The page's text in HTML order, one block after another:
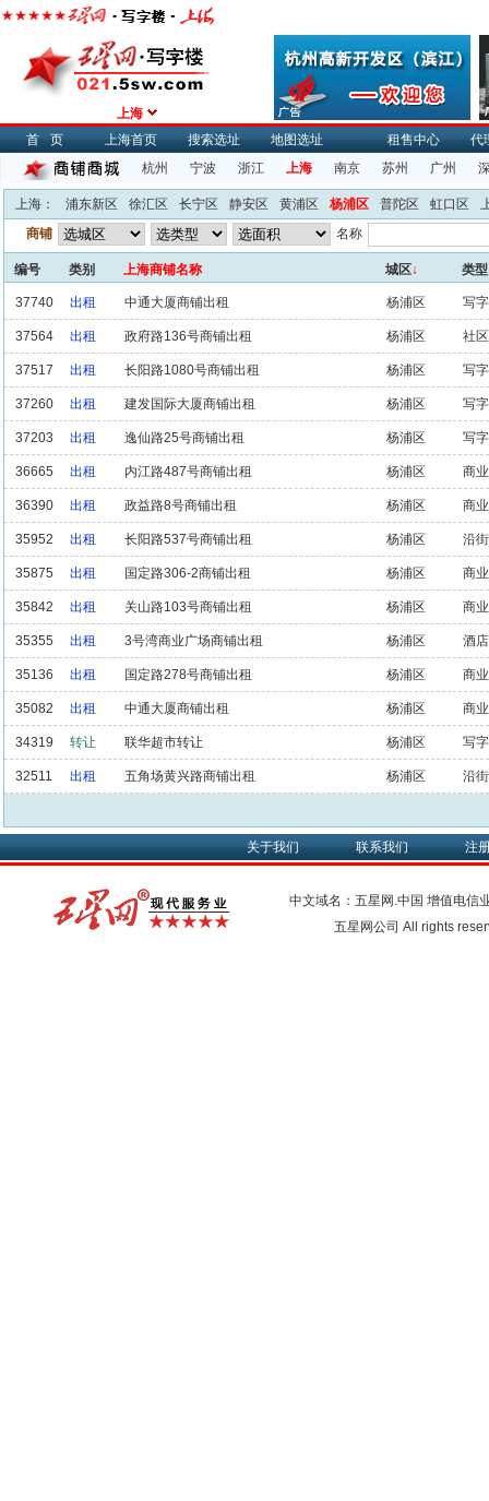
上海
首页
上海首页 搜索选址 地图选址 租售中心
代
杭州
宁波 浙江 上海 南京 苏州 广州
上海： 浦东新区 徐汇区 长宁区 静安区 黄浦区 杨浦区 普陀区 虹口区
商铺
名称
编号 类别 上海商铺名称 城区↓ 类型
37740 出租 中通大厦商铺出租 杨浦区 写
37564 出租 政府路136号商铺出租 杨浦区 社
37517 出租 长阳路1080号商铺出租 杨浦区 写
37260 出租 建发国际大厦商铺出租 杨浦区 写
37203 出租 逸仙路25号商铺出租 杨浦区 写
36665 出租 内江路487号商铺出租 杨浦区 商
36390 出租 政益路8号商铺出租 杨浦区 商
35952 出租 长阳路537号商铺出租 杨浦区 沿
35875 出租 国定路306-2商铺出租 杨浦区 商
35842 出租 关山路103号商铺出租 杨浦区 商
35355 出租 3号湾商业广场商铺出租 杨浦区 酒
35136 出租 国定路278号商铺出租 杨浦区 商
35082 出租 中通大厦商铺出租 杨浦区 商
34319 转让 联华超市转让 杨浦区 写
32511 出租 五角场黄兴路商铺出租 杨浦区 沿
关于我们 联系我们 注
中文域名：五星网.中国 增值电信
五星网公司 All rights